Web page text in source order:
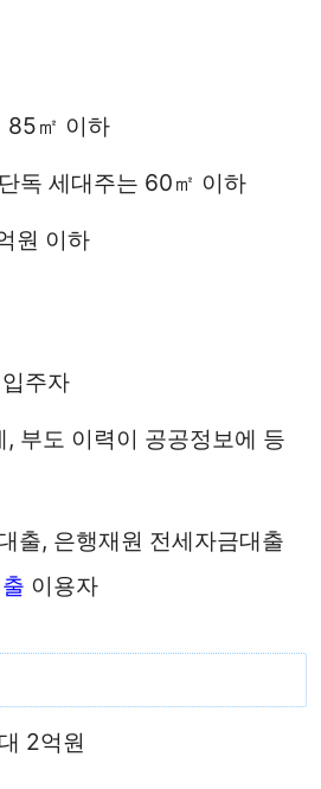
85㎡ 이하
독 세대주는 60㎡ 이하
원 이하
주자
, 부도 이력이 공공정보에 등
출, 은행재원 전세자금대출
이용자
2억원